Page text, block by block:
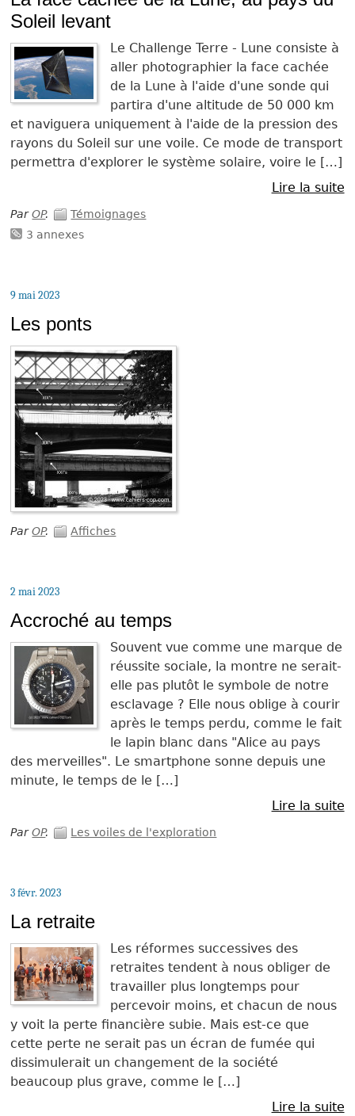
Soleil levant
Le Challenge Terre - Lune consiste à
aller photographier la face cachée
de la Lune à l'aide d'une sonde qui
partira d'une altitude de 50 000 km
et naviguera uniquement à l'aide de la pression des
rayons du Soleil sur une voile. Ce mode de transport
permettra d'explorer le système solaire, voire le […]
Lire la suite
ParOP.
Témoignages
3 annexes
9 mai 2023
Les ponts
ParOP. Affiches
2 mai 2023
Accroché au temps
Souvent vue comme une marque de
réussite sociale, la montre ne serait-
elle pas plutôt le symbole de notre
esclavage ? Elle nous oblige à courir
après le temps perdu, comme le fait
le lapin blanc dans "Alice au pays
des merveilles". Le smartphone sonne depuis une
minute, le temps de le […]
Lire la suite
ParOP. Les voiles de l'exploration
3 févr. 2023
La retraite
Les réformes successives des
retraites tendent à nous obliger de
travailler plus longtemps pour
percevoir moins, et chacun de nous
y voit la perte financière subie. Mais est-ce que
cette perte ne serait pas un écran de fumée qui
dissimulerait un changement de la société
beaucoup plus grave, comme le […]
Lire la suite